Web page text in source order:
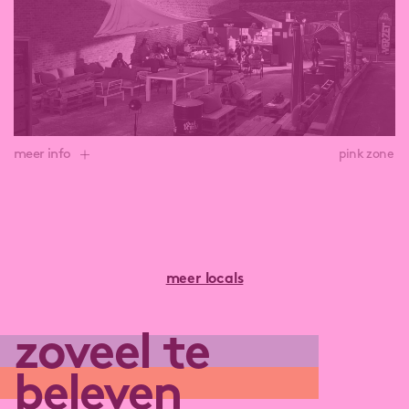
binnenkomst op de site!
lees meer over Hal E2: Lamiro Fightclub
meer info pink zone
gepensioneerde containertje dat een nieuw leven kreeg
als BARtje ‘t Verzet. Kom hun gloednieuwe concept
Je vindt BARtje zowel buiten als binnen in Hallerij.
Hallerij werd omgevormd tot een polyvalente ruimte
waar allerlei tijdelijke activiteiten een plek kunnen
meer locals
zoveel te
beleven